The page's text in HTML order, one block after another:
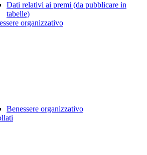
Dati relativi ai premi (da pubblicare in
tabelle)
organizzativo
Benessere organizzativo